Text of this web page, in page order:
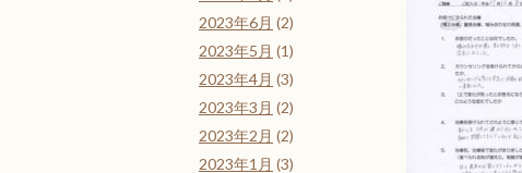
2023年6月 (2)
2023年5月 (1)
2023年4月 (3)
2023年3月 (2)
2023年2月 (2)
2023年1月 (3)